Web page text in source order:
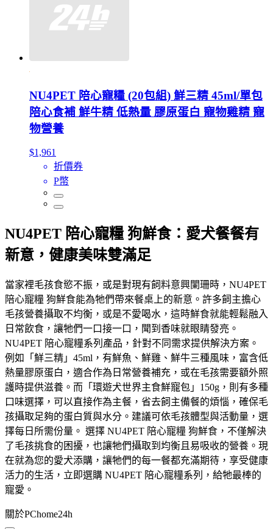
NU4PET 陪心寵糧 (20包組) 鮮三精 45ml/單包
陪心食補 鮮牛精 低熱量 膠原蛋白 寵物雞精 寵
物營養
$1,961
折價券
P幣
NU4PET 陪心寵糧 狗鮮食：愛犬餐餐有
新意，健康美味雙滿足
當家裡毛孩食慾不振，或是對現有飼料意興闌珊時，NU4PET
陪心寵糧 狗鮮食能為牠們帶來餐桌上的新意。許多飼主擔心
毛孩營養攝取不均衡，或是不愛喝水，這時鮮食就能輕鬆融入
日常飲食，讓牠們一口接一口，聞到香味就眼睛發亮。
NU4PET 陪心寵糧系列產品，針對不同需求提供解決方案。
例如「鮮三精」45ml，有鮮魚、鮮雞、鮮牛三種風味，富含低
熱量膠原蛋白，適合作為日常營養補充，或在毛孩需要額外照
護時提供滋養。而「環遊犬世界主食鮮寵包」150g，則有多種
口味選擇，可以直接作為主餐，省去飼主備餐的煩惱，確保毛
孩攝取足夠的蛋白質與水分。建議可依毛孩體型與活動量，選
擇每日所需份量。 選擇 NU4PET 陪心寵糧 狗鮮食，不僅解決
了毛孩挑食的困擾，也讓牠們攝取到均衡且易吸收的營養。現
在就為您的愛犬添購，讓牠們的每一餐都充滿期待，享受健康
活力的生活，立即選購 NU4PET 陪心寵糧系列，給牠最棒的
寵愛。
關於PChome24h